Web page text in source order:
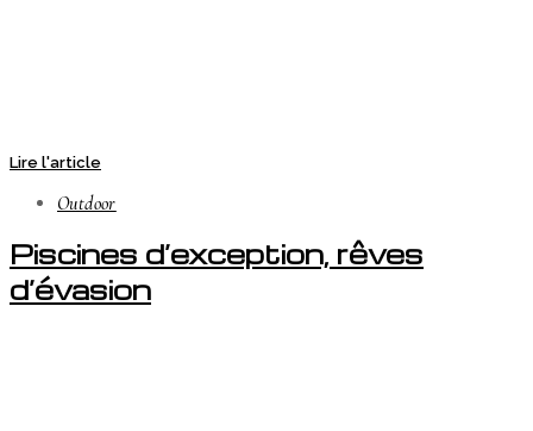
Lire l'article
Outdoor
Piscines d’exception, rêves
d’évasion